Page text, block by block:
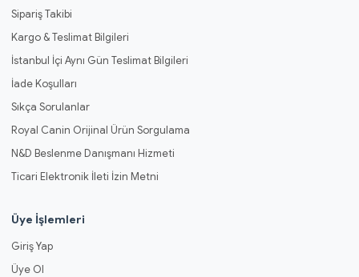
Sipariş Takibi
Kargo & Teslimat Bilgileri
İstanbul İçi Aynı Gün Teslimat Bilgileri
İade Koşulları
Sıkça Sorulanlar
Royal Canin Orijinal Ürün Sorgulama
N&D Beslenme Danışmanı Hizmeti
Ticari Elektronik İleti İzin Metni
Üye İşlemleri
Giriş Yap
Üye Ol